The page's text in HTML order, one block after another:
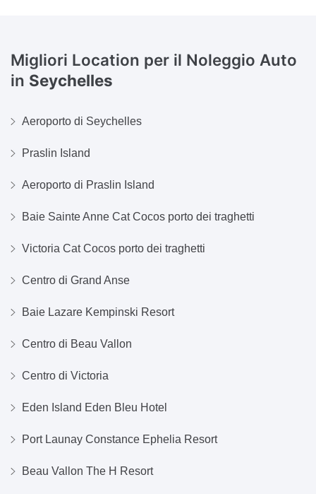
Migliori Location per il Noleggio Auto
in Seychelles
Aeroporto di Seychelles
Praslin Island
Aeroporto di Praslin Island
Baie Sainte Anne Cat Cocos porto dei traghetti
Victoria Cat Cocos porto dei traghetti
Centro di Grand Anse
Baie Lazare Kempinski Resort
Centro di Beau Vallon
Centro di Victoria
Eden Island Eden Bleu Hotel
Port Launay Constance Ephelia Resort
Beau Vallon The H Resort